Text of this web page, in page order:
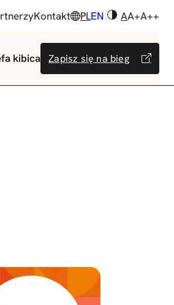
Kontakt PLEN AA+A++
kibica Zapisz się na bieg